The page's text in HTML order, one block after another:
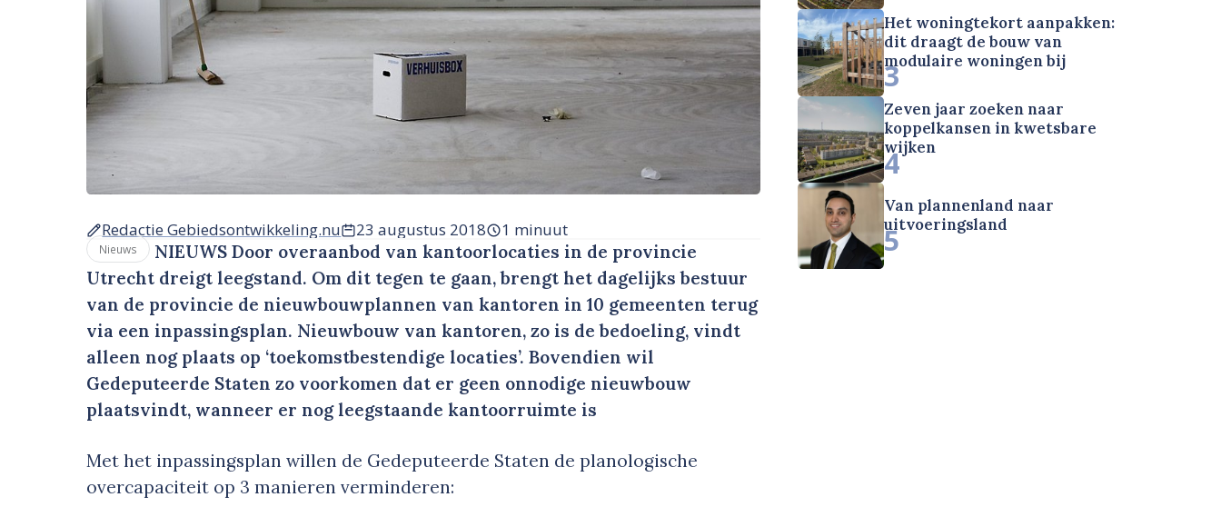
Redactie Gebiedsontwikkeling.nu 23 augustus 2018 1 minuut
Nieuws
NIEUWS Door overaanbod van kantoorlocaties in de provincie
Utrecht dreigt leegstand. Om dit tegen te gaan, brengt het dagelijks bestuur
van de provincie de nieuwbouwplannen van kantoren in 10 gemeenten terug
via een inpassingsplan. Nieuwbouw van kantoren, zo is de bedoeling, vindt
alleen nog plaats op ‘toekomstbestendige locaties’. Bovendien wil
Gedeputeerde Staten zo voorkomen dat er geen onnodige nieuwbouw
plaatsvindt, wanneer er nog leegstaande kantoorruimte is
Met het inpassingsplan willen de Gedeputeerde Staten de planologische
overcapaciteit op 3 manieren verminderen:
Het woningtekort aanpakken:
dit draagt de bouw van
modulaire woningen bij
3
Zeven jaar zoeken naar
koppelkansen in kwetsbare
wijken
4
Van plannenland naar
uitvoeringsland
5